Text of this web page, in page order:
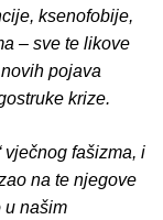
ksenofobije,
– sve te likove
pojava
krize.
vječnog fašizma, i
na te njegove
u našim